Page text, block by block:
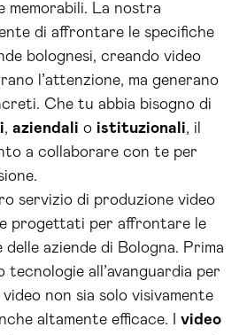
memorabili. La nostra
di affrontare le specifiche
bolognesi, creando video
l’attenzione, ma generano
Che tu abbia bisogno di
, aziendali o istituzionali, il
a collaborare con te per
servizio di produzione video
progettati per affrontare le
delle aziende di Bologna. Prima
all’avanguardia per
non sia solo visivamente
altamente efficace. I video